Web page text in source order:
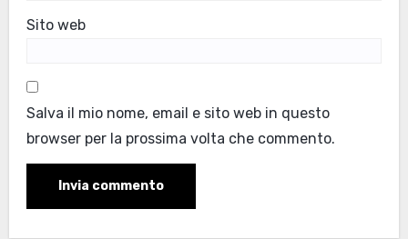
Sito web
Salva il mio nome, email e sito web in questo
browser per la prossima volta che commento.